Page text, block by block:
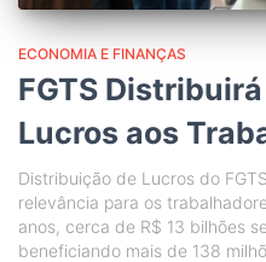
ECONOMIA E FINANÇAS
FGTS
Lucros aos
Distribuição de Lucros do
relevância para os
anos, cerca de R$ 13 bilhões
beneficiando mais de 138